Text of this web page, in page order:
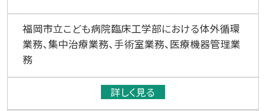
福岡市立こども病院臨床工学部における体外循環
業務、集中治療業務、手術室業務、医療機器管理業
務
詳しく見る